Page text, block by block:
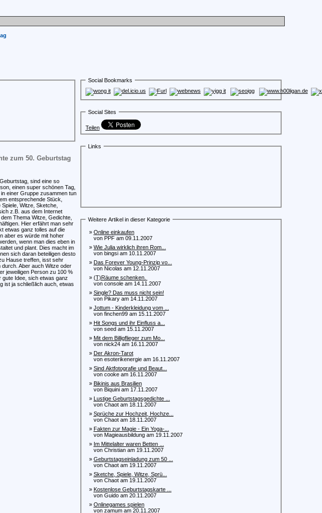
zum 50. Geburtstag
sind eine so
einen super schönen Tag,
einer Gruppe zusammen tun
entsprechende Stück,
Witze, Sketche,
z.B. aus dem Internet
Thema Witze, Gedichte,
Hier erfährt man sehr
etwas ganz tolles auf die
aber es würde mit hoher
wenn man dies eben in
und plant. Dies macht im
sich daran beteiligen desto
Hause treffen, isst sehr
Aber auch Witze oder
jeweiligen Person zu 100 %
gute Idee, sich etwas ganz
ist ja schließlich auch, etwas
Social Bookmarks
Social Sites
Teilen
Links
Weitere Artikel in dieser Kategorie
» Online einkaufen
von PPF am 09.11.2007
» Wie Julia wirklich ihren Rom...
von bingsi am 10.11.2007
» Das Forever Young-Prinzip vo...
von Nicolas am 12.11.2007
» (T)Räume schenken.
von console am 14.11.2007
» Single? Das muss nicht sein!
von Pikary am 14.11.2007
» Jottum - Kinderkleidung vom ...
von finchen99 am 15.11.2007
» Hit Songs und ihr Einfluss a...
von seed am 15.11.2007
» Mit dem Billigflieger zum Mo...
von nick24 am 16.11.2007
» Der Akron-Tarot
von esoterikenergie am 16.11.2007
» Sind Aktfotografie und Beaut...
von cooke am 16.11.2007
» Bikinis aus Brasilien
von Biquini am 17.11.2007
» Lustige Geburtstagsgedichte ...
von Chaot am 18.11.2007
» Sprüche zur Hochzeit, Hochze...
von Chaot am 18.11.2007
» Fakten zur Magie - Ein Yoga-...
von Magieausbildung am 19.11.2007
» Im Mittelalter waren Betten ...
von Christian am 19.11.2007
» Geburtstagseinladung zum 50 ...
von Chaot am 19.11.2007
» Sketche, Spiele, Witze, Sprü...
von Chaot am 19.11.2007
» Kostenlose Geburtstagskarte ...
von Guido am 20.11.2007
» Onlinegames spielen
von zamum am 20.11.2007